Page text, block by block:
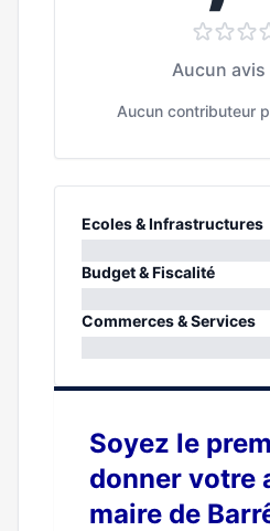
Aucun
Aucun contributeur
Ecoles & Infrastructures
0%
Budget & Fiscalité
0%
Commerces & Services
Soyez le
donner votre
maire de